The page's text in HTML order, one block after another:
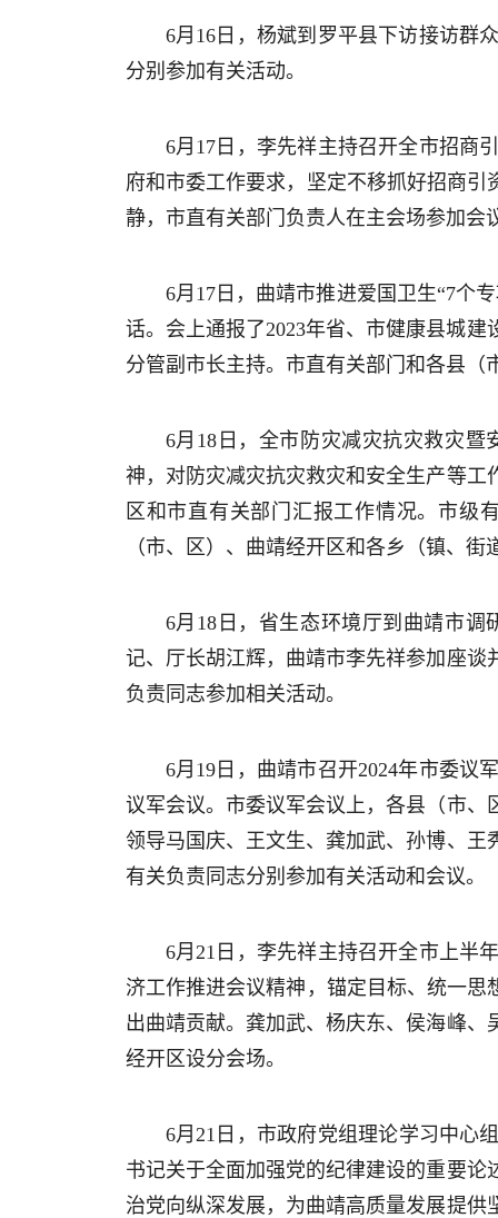
6月16日，杨斌到罗平县下访接访群
分别参加有关活动。
6月17日，李先祥主持召开全市招商
府和市委工作要求，坚定不移抓好招商
静，市直有关部门负责人在主会场参加
6月17日，曲靖市推进爱国卫生“7个
话。会上通报了2023年省、市健康县城
分管副市长主持。市直有关部门和各县
6月18日，全市防灾减灾抗灾救灾
神，对防灾减灾抗灾救灾和安全生产等
区和市直有关部门汇报工作情况。市级
（市、区）、曲靖经开区和各乡（镇、街
6月18日，省生态环境厅到曲靖市
记、厅长胡江辉，曲靖市李先祥参加座
负责同志参加相关活动。
6月19日，曲靖市召开2024年市委议
议军会议。市委议军会议上，各县（市
领导马国庆、王文生、龚加武、孙博、
有关负责同志分别参加有关活动和会议。
6月21日，李先祥主持召开全市上半
济工作推进会议精神，锚定目标、统一
出曲靖贡献。龚加武、杨庆东、侯海峰
经开区设分会场。
6月21日，市政府党组理论学习中心
书记关于全面加强党的纪律建设的重要
治党向纵深发展，为曲靖高质量发展提